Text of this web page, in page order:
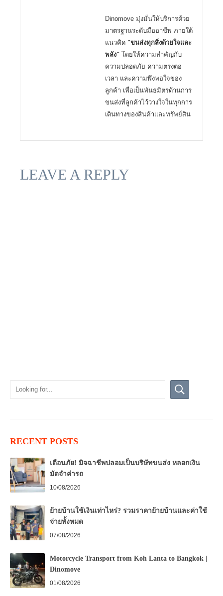
Dinomove มุ่งมั่นให้บริการด้วย
มาตรฐานระดับมืออาชีพ ภายใต้
แนวคิด "ขนส่งทุกสิ่งด้วยใจและ
พลัง" โดยให้ความสำคัญกับ
ความปลอดภัย ความตรงต่อ
เวลา และความพึงพอใจของ
ลูกค้า เพื่อเป็นพันธมิตรด้านการ
ขนส่งที่ลูกค้าไว้วางใจในทุกการ
เดินทางของสินค้าและทรัพย์สิน
LEAVE A REPLY
RECENT POSTS
เตือนภัย! มิจฉาชีพปลอมเป็นบริษัทขนส่ง หลอกเงิน
มัดจำค่ารถ
10/08/2026
ย้ายบ้านใช้เงินเท่าไหร่? รวมราคาย้ายบ้านและค่าใช้
จ่ายทั้งหมด
07/08/2026
Motorcycle Transport from Koh Lanta to Bangkok |
Dinomove
01/08/2026